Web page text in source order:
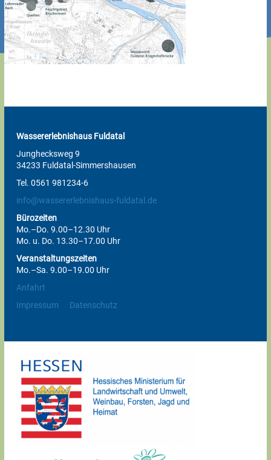
Wassererlebnishaus Fuldatal
Junghecksweg 9
34233 Fuldatal-Simmershausen
Tel. 0561 981234-6
info@wassererlebnishaus-fuldatal.de
Bürozeiten
Mo.–Do. 9.00–12.30 Uhr
Mo. u. Do. 13.30–17.00 Uhr
Veranstaltungszeiten
Mo.–Sa. 9.00–19.00 Uhr
Anfahrt
Impressum
Datenschutz